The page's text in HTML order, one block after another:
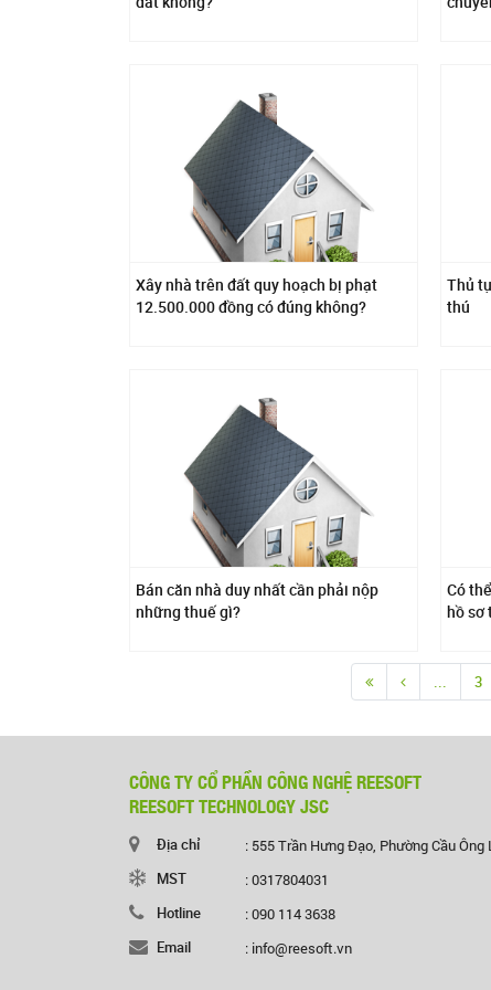
Xây nhà trên đất quy hoạch bị phạt
12.500.000 đồng có đúng không?
Thủ
thú
Bán căn nhà duy nhất cần phải nộp
những thuế gì?
Có
hồ sơ
... 3
CÔNG TY CỔ PHẦN CÔNG NGHỆ REESOFT
REESOFT TECHNOLOGY JSC
Địa chỉ
: 555 Trần Hưng Đạo, Phường Cầu Ông
MST
: 0317804031
Hotline
: 090 114 3638
Email
: info@reesoft.vn